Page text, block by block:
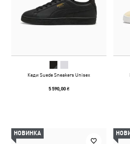
Кеди Suede Sneakers Unisex
5 590,00 ₴
НОВИНКА